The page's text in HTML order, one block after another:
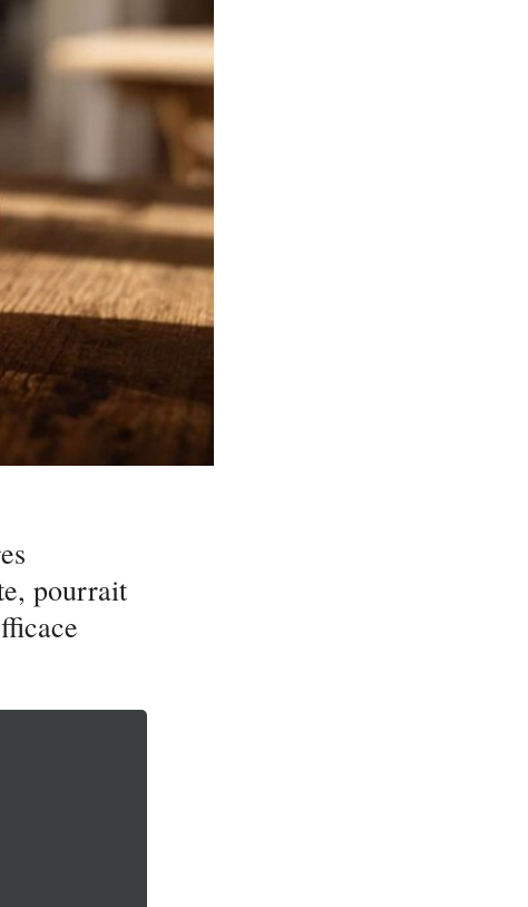
pourrait